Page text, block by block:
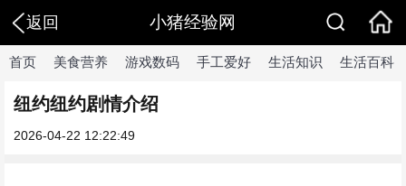
返回 小猪经验网
首页 美食营养 游戏数码 手工爱好 生活知识 生活百科
纽约纽约剧情介绍
2026-04-22 12:22:49